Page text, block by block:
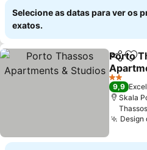
Selecione as datas para ver os
exatos.
Partilhar
Porto
2 Estrelas
9,9
Skala
Thassos
Design